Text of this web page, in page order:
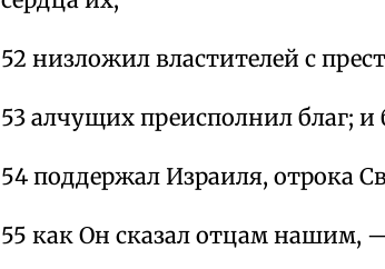
52 низложил властителей с
53 алчущих преисполнил благ; и
54 поддержал Израиля, отрока
55 как Он сказал отцам нашим,